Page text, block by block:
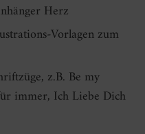
Herz
Vorlagen zum
z.B. Be my
immer, Ich Liebe Dich